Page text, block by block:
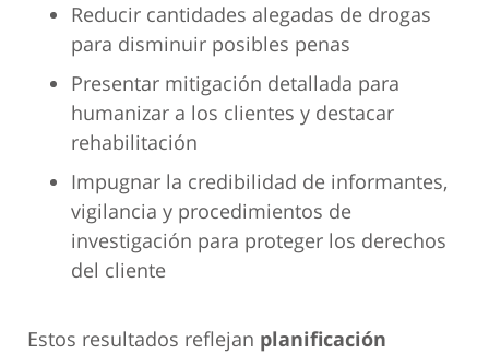
Reducir cantidades alegadas de drogas
para disminuir posibles penas
Presentar mitigación detallada para
humanizar a los clientes y destacar
rehabilitación
Impugnar la credibilidad de informantes,
vigilancia y procedimientos de
investigación para proteger los derechos
del cliente
Estos resultados reflejan planificación